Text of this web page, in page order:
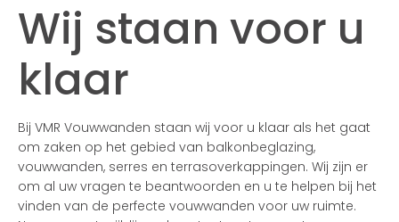
Wij staan voor u
klaar
Bij VMR Vouwwanden staan wij voor u klaar als het gaat
om zaken op het gebied van balkonbeglazing,
vouwwanden, serres en terrasoverkappingen. Wij zijn er
om al uw vragen te beantwoorden en u te helpen bij het
vinden van de perfecte vouwwanden voor uw ruimte.